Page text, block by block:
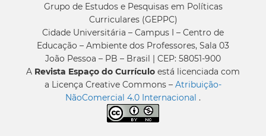
Grupo de Estudos e Pesquisas em Políticas
Curriculares (GEPPC)
Cidade Universitária – Campus I – Centro de
Educação – Ambiente dos Professores, Sala 03
João Pessoa – PB – Brasil | CEP: 58051-900
A Revista Espaço do Currículo está licenciada com
a Licença Creative Commons – Atribuição-
NãoComercial 4.0 Internacional .